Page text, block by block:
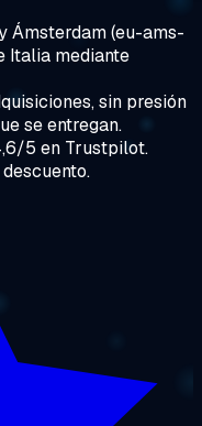
Ámsterdam (eu-ams-
Italia mediante
sin presión
se entregan.
5 en Trustpilot.